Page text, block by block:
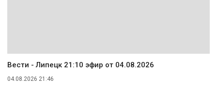
Вести - Липецк 21:10 эфир от 04.08.2026
04.08.2026 21:46